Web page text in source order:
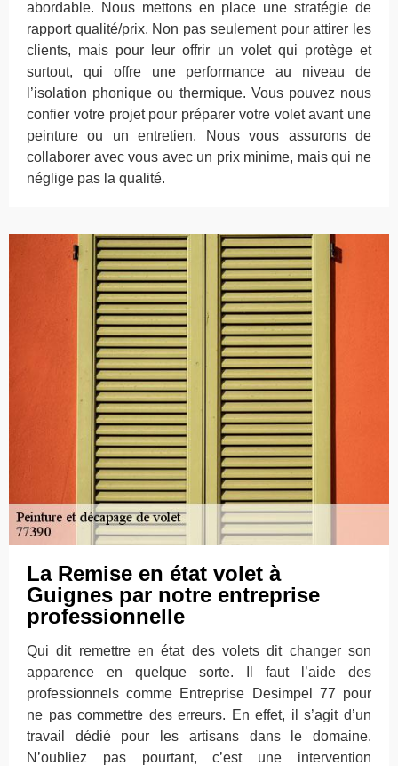
abordable. Nous mettons en place une stratégie de
rapport qualité/prix. Non pas seulement pour attirer les
clients, mais pour leur offrir un volet qui protège et
surtout, qui offre une performance au niveau de
l’isolation phonique ou thermique. Vous pouvez nous
confier votre projet pour préparer votre volet avant une
peinture ou un entretien. Nous vous assurons de
collaborer avec vous avec un prix minime, mais qui ne
néglige pas la qualité.
La Remise en état volet à
Guignes par notre entreprise
professionnelle
Qui dit remettre en état des volets dit changer son
apparence en quelque sorte. Il faut l’aide des
professionnels comme Entreprise Desimpel 77 pour
ne pas commettre des erreurs. En effet, il s’agit d’un
travail dédié pour les artisans dans le domaine.
N’oubliez pas pourtant, c’est une intervention